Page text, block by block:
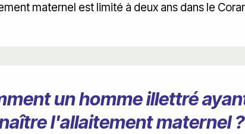
maternel est limité à deux ans dans le
un homme illettré
l'allaitement maternel ?